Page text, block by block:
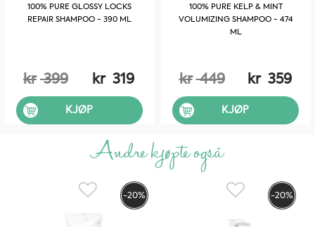
100% PURE GLOSSY LOCKS
REPAIR SHAMPOO - 390 ML
kr399 kr 319
KJØP
100% PURE KELP & MINT
VOLUMIZING SHAMPOO - 474
ML
kr449 kr 359
KJØP
Andre kjøpte også
-20% -20%